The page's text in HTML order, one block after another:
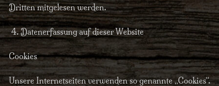
Dritten mitgelesen werden.
Datenerfassung auf dieser Website
Cookies
Unsere Internetseiten verwenden so genannte „Cookies“.